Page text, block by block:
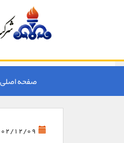
صفحه اصلی
12/09